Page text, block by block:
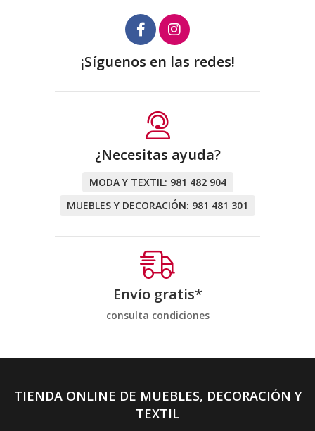
¡Síguenos en las redes!
¿Necesitas ayuda?
MODA Y TEXTIL: 981 482 904
MUEBLES Y DECORACIÓN: 981 481 301
Envío gratis*
consulta condiciones
TIENDA ONLINE DE MUEBLES, DECORACIÓN Y
TEXTIL